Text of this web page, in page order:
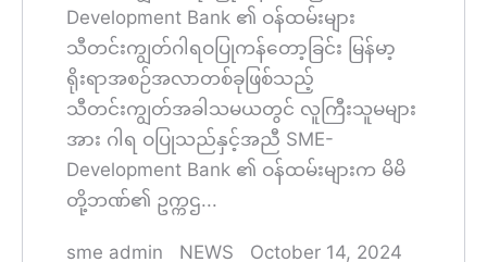
Development Bank ၏ ဝန်ထမ်းများ
သီတင်းကျွတ်ဂါရဝပြုကန်တော့ခြင်း မြန်မာ့
ရိုးရာအစဉ်အလာတစ်ခုဖြစ်သည့်
သီတင်းကျွတ်အခါသမယတွင် လူကြီးသူမများ
အား ဂါရ ဝပြုသည်နှင့်အညီ SME-
Development Bank ၏ ဝန်ထမ်းများက မိမိ
တို့ဘဏ်၏ ဥက္ကဌ...
sme admin NEWS October 14, 2024